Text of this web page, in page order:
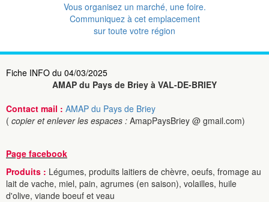
Vous organisez un marché, une foire.
Communiquez à cet emplacement
sur toute votre région
Fiche INFO du 04/03/2025
AMAP du Pays de Briey à VAL-DE-BRIEY
Contact mail : AMAP du Pays de Briey
( copier et enlever les espaces : AmapPaysBriey @ gmail.com)
Page facebook
Produits : Légumes, produits laitiers de chèvre, oeufs, fromage au
lait de vache, miel, pain, agrumes (en saison), volailles, huile
d'olive, viande boeuf et veau